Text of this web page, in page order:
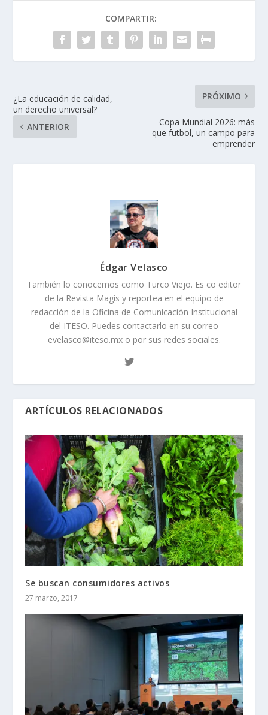
COMPARTIR:
¿La educación de calidad,
un derecho universal?
ANTERIOR
PRÓXIMO
Copa Mundial 2026: más
que futbol, un campo para
emprender
Édgar Velasco
También lo conocemos como Turco Viejo. Es co editor
de la Revista Magis y reportea en el equipo de
redacción de la Oficina de Comunicación Institucional
del ITESO. Puedes contactarlo en su correo
evelasco@iteso.mx o por sus redes sociales.
ARTÍCULOS RELACIONADOS
Se buscan consumidores activos
27 marzo, 2017